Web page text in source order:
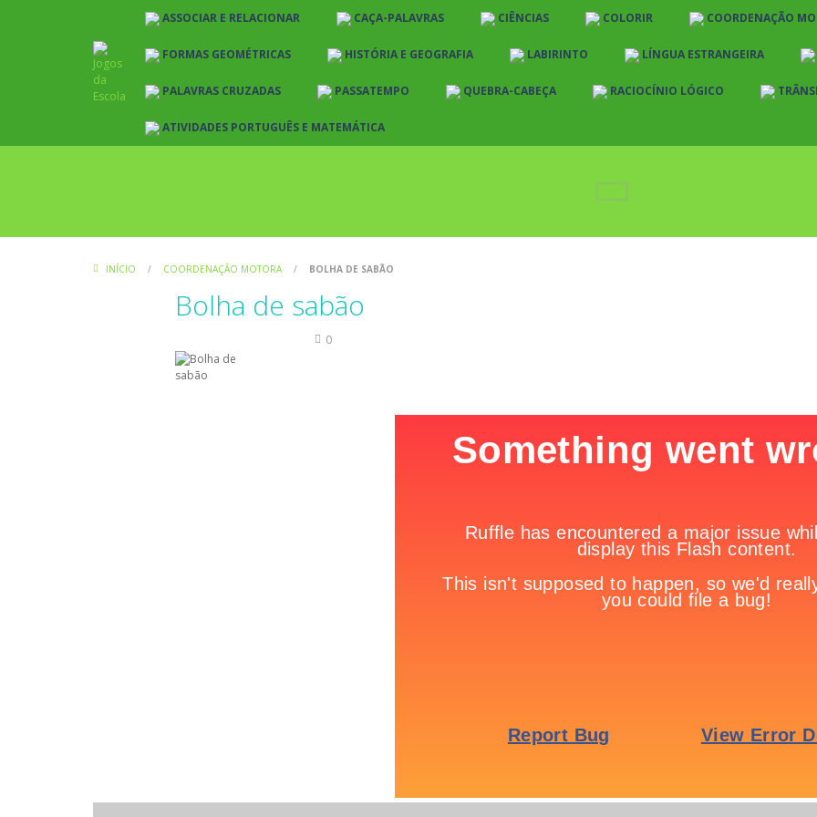
ASSOCIAR E RELACIONAR CAÇA-PALAVRAS CIÊNCIAS COLORIR COORDENAÇÃO
FORMAS GEOMÉTRICAS HISTÓRIA E GEOGRAFIA LABIRINTO LÍNGUA ESTRANGEIRA
PALAVRAS CRUZADAS PASSATEMPO QUEBRA-CABEÇA RACIOCÍNIO LÓGICO
ATIVIDADES PORTUGUÊS E MATEMÁTICA
INÍCIO / COORDENAÇÃO MOTORA / BOLHA DE SABÃO
Bolha de sabão
0